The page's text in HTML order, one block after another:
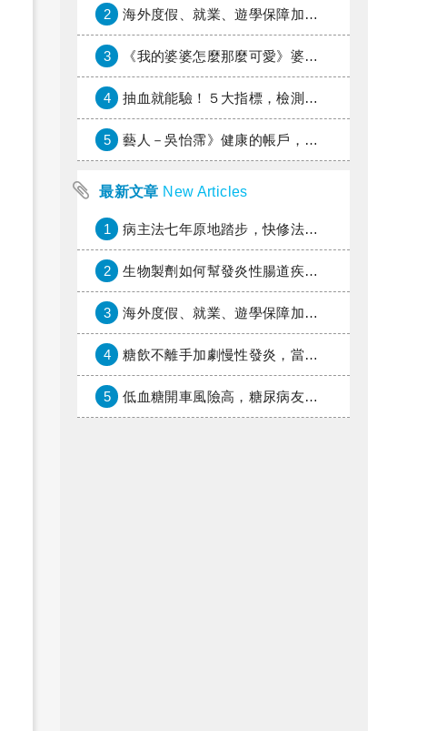
2 海外度假、就業、遊學保障加倍，富邦產險「一期逐夢」專案加碼遠距醫療與緊急救援
3 《我的婆婆怎麼那麼可愛》婆婆希望媳婦放棄領取已故兒子身故理賠金，可以這樣做嗎？
4 抽血就能驗！５大指標，檢測身體是否發炎
5 藝人－吳怡霈》健康的帳戶，年輕時別提光
最新文章 New Articles
1 病主法七年原地踏步，快修法讓病人自主決定善終
2 生物製劑如何幫發炎性腸道疾病患者抗潰瘍？治療進展與健保給付困境一次看
3 海外度假、就業、遊學保障加倍，富邦產險「一期逐夢」專案加碼遠距醫療與緊急救援
4 糖飲不離手加劇慢性發炎，當心老化與慢性病提早報到
5 低血糖開車風險高，糖尿病友上路必學的安全守則